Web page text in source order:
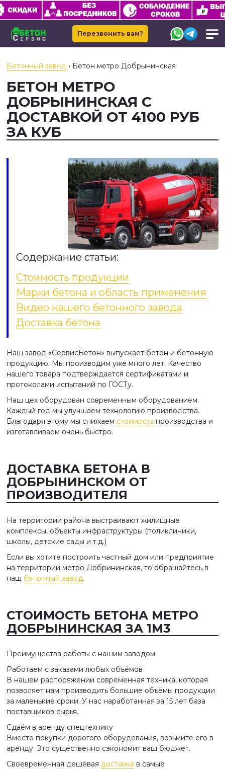
Перезвонить вам?
Бетонный завод › Бетон метро Добрынинская
БЕТОН МЕТРО
ДОБРЫНИНСКАЯ С
ДОСТАВКОЙ ОТ 4100 РУБ
ЗА КУБ
Содержание статьи:
Стоимость продукции
Марки бетона и область применения
Видео нашего бетонного завода
Доставка бетона
Наш завод «СервисБетон» выпускает бетон и бетонную
продукцию. Мы производим уже много лет. Качество
нашего товара подтверждается сертификатами и
протоколами испытаний по ГОСТу.
Наш цех оборудован современным оборудованием.
Каждый год мы улучшаем технологию производства.
Благодаря этому мы снижаем стоимость производства и
изготавливаем очень быстро.
ДОСТАВКА БЕТОНА В
ДОБРЫНИНСКОМ ОТ
ПРОИЗВОДИТЕЛЯ
На территории района выстраивают жилищные
комплексы, объекты инфраструктуры (поликлиники,
школы, детские сады и т.д.)
Если вы хотите построить частный дом или предприятие
на территории метро Добрининская, то обращайтесь в
наш бетонный завод.
СТОИМОСТЬ БЕТОНА МЕТРО
ДОБРЫНИНСКАЯ ЗА 1М3
Преимущества работы с нашим заводом:
Работаем с заказами любых объёмов
В нашем распоряжении современная техника, которая
позволяет нам производить большие объёмы продукции
за маленькие сроки. У нас наработанная за 15 лет база
поставщиков сырья.
Сдаём в аренду спецтехнику
Вместо покупки дорогого оборудования, возьмите его в
аренду. Это существенно сэкономит ваш бюджет.
Своевременная дешёвая доставка в самые